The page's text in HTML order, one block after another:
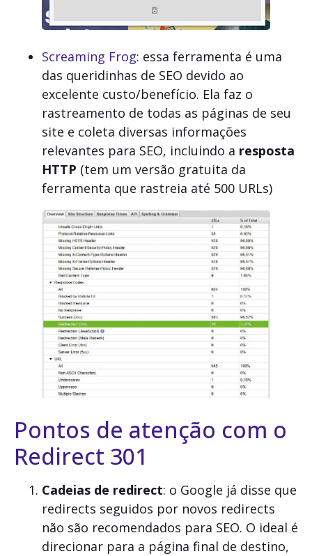
Screaming Frog: essa ferramenta é uma
das queridinhas de SEO devido ao
excelente custo/benefício. Ela faz o
rastreamento de todas as páginas de seu
site e coleta diversas informações
relevantes para SEO, incluindo a resposta
HTTP (tem um versão gratuita da
ferramenta que rastreia até 500 URLs)
Pontos de atenção com o
Redirect 301
Cadeias de redirect: o Google já disse que
redirects seguidos por novos redirects
não são recomendados para SEO. O ideal é
direcionar para a página final de destino,